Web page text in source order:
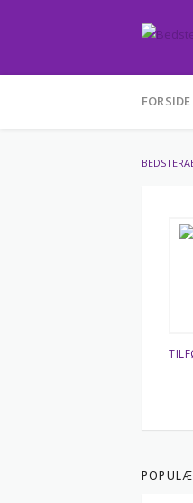
to
FORSIDE